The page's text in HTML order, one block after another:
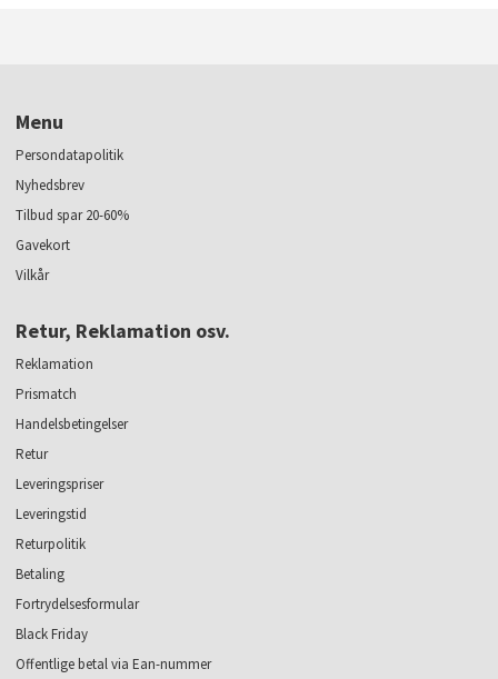
Menu
Persondatapolitik
Nyhedsbrev
Tilbud spar 20-60%
Gavekort
Vilkår
Retur, Reklamation osv.
Reklamation
Prismatch
Handelsbetingelser
Retur
Leveringspriser
Leveringstid
Returpolitik
Betaling
Fortrydelsesformular
Black Friday
Offentlige betal via Ean-nummer